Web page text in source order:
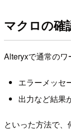
マクロの確
Alteryxで通常の
エラーメッセ
出力など結果
といった方法で、